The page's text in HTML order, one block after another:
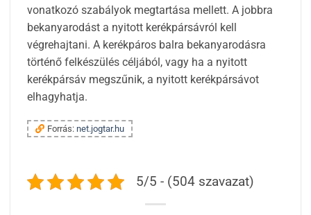
vonatkozó szabályok megtartása mellett. A jobbra
bekanyarodást a nyitott kerékpársávról kell
végrehajtani. A kerékpáros balra bekanyarodásra
történő felkészülés céljából, vagy ha a nyitott
kerékpársáv megszűnik, a nyitott kerékpársávot
elhagyhatja.
Forrás: net.jogtar.hu
5/5 - (504 szavazat)